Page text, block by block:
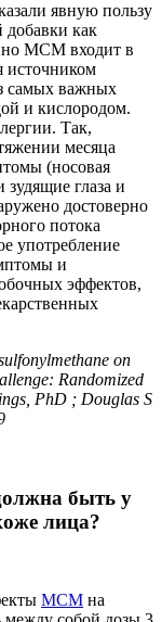
явную пользу
добавки как
МСМ входит в
источником
самых важных
и кислородом.
Так,
месяца
(носовая
глаза и
достоверно
потока
употребление
и
эффектов,
on
Randomized
PhD ; Douglas S
быть у
лица?
МСМ на